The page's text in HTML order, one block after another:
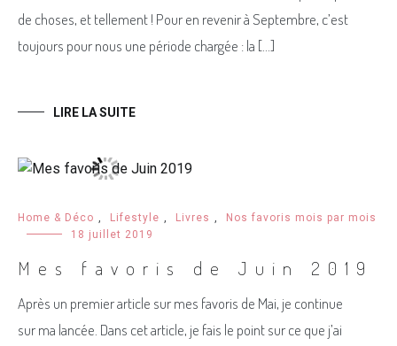
de choses, et tellement ! Pour en revenir à Septembre, c’est
toujours pour nous une période chargée : la […]
LIRE LA SUITE
Home & Déco , Lifestyle , Livres ,
Nos favoris mois par mois
18 juillet 2019
Mes favoris de Juin 2019
Après un premier article sur mes favoris de Mai, je continue
sur ma lancée. Dans cet article, je fais le point sur ce que j’ai